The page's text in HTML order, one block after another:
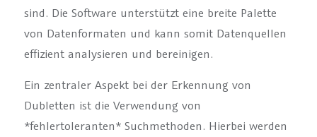
sind. Die Software unterstützt eine breite Palette
von Datenformaten und kann somit Datenquellen
effizient analysieren und bereinigen.
Ein zentraler Aspekt bei der Erkennung von
Dubletten ist die Verwendung von
*fehlertoleranten* Suchmethoden. Hierbei werden